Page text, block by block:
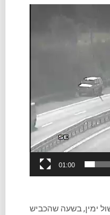
01:00
ימין, בשעה שהכביש